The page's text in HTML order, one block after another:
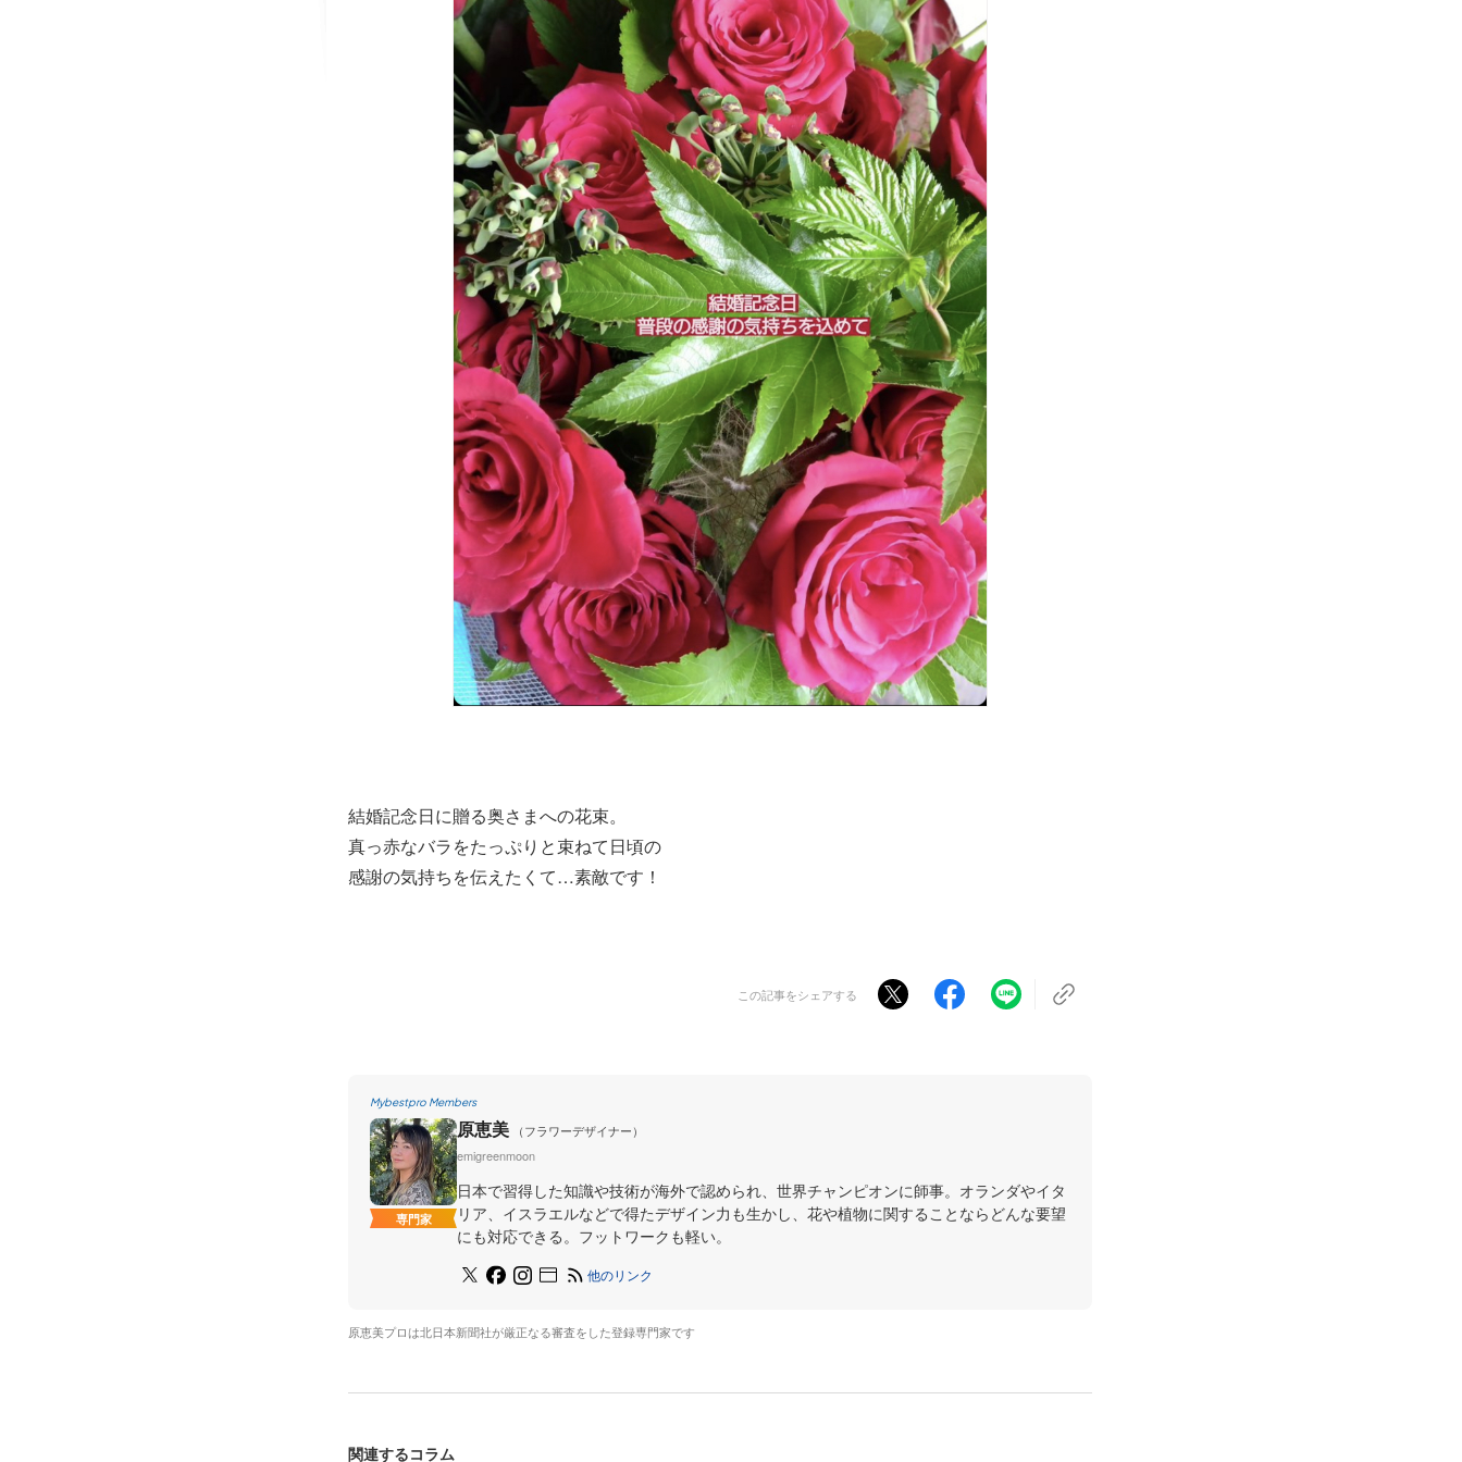
結婚記念日に贈る奥さまへの花束。
真っ赤なバラをたっぷりと束ねて日頃の
感謝の気持ちを伝えたくて…素敵です！
この記事をシェアする
Mybestpro Members
専門家
原恵美
（フラワーデザイナー）
emigreenmoon
日本で習得した知識や技術が海外で認められ、世界チャンピオンに師事。オランダやイタ
リア、イスラエルなどで得たデザイン力も生かし、花や植物に関することならどんな要望
にも対応できる。フットワークも軽い。
他のリンク
原恵美プロは北日本新聞社が厳正なる審査をした登録専門家です
関連するコラム